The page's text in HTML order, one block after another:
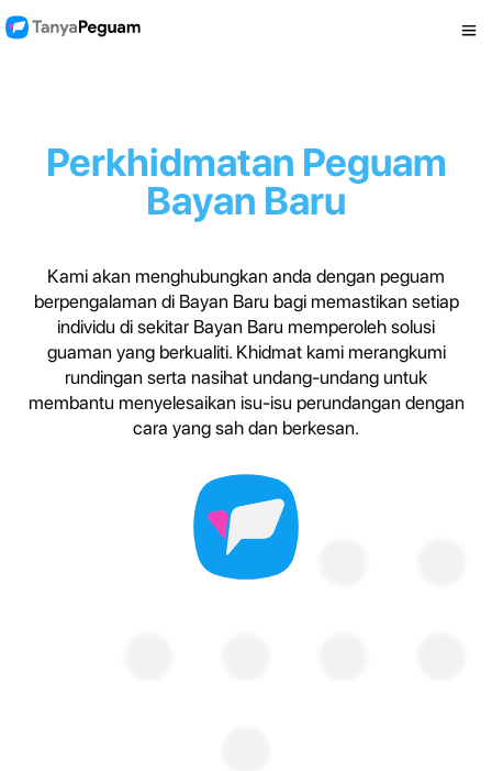
Perkhidmatan Peguam
Bayan Baru
Kami akan menghubungkan anda dengan peguam
berpengalaman di Bayan Baru bagi memastikan setiap
individu di sekitar Bayan Baru memperoleh solusi
guaman yang berkualiti. Khidmat kami merangkumi
rundingan serta nasihat undang-undang untuk
membantu menyelesaikan isu-isu perundangan dengan
cara yang sah dan berkesan.